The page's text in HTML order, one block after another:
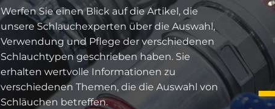
Werfen Sie einen Blick auf die Artikel, die
unsere Schlauchexperten über die Auswahl,
Verwendung und Pflege der verschiedenen
Schlauchtypen geschrieben haben. Sie
erhalten wertvolle Informationen zu
verschiedenen Themen, die die Auswahl von
Schläuchen betreffen.